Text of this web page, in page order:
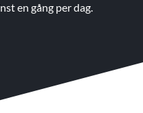
en gång per dag.